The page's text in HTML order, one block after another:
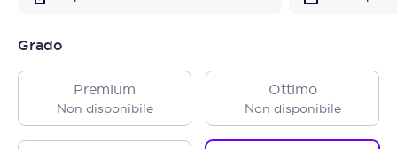
Grado
Premium
Non disponibile
Ottimo
Non disponibile